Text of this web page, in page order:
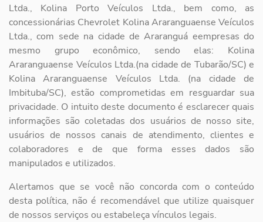
Ltda., Kolina Porto Veículos Ltda., bem como, as
concessionárias Chevrolet Kolina Araranguaense Veículos
Ltda., com sede na cidade de Araranguá eempresas do
mesmo grupo econômico, sendo elas: Kolina
Araranguaense Veículos Ltda.(na cidade de Tubarão/SC) e
Kolina Araranguaense Veículos Ltda. (na cidade de
Imbituba/SC), estão comprometidas em resguardar sua
privacidade. O intuito deste documento é esclarecer quais
informações são coletadas dos usuários de nosso site,
usuários de nossos canais de atendimento, clientes e
colaboradores e de que forma esses dados são
manipulados e utilizados.
Alertamos que se você não concorda com o conteúdo
desta política, não é recomendável que utilize quaisquer
de nossos serviços ou estabeleça vínculos legais.